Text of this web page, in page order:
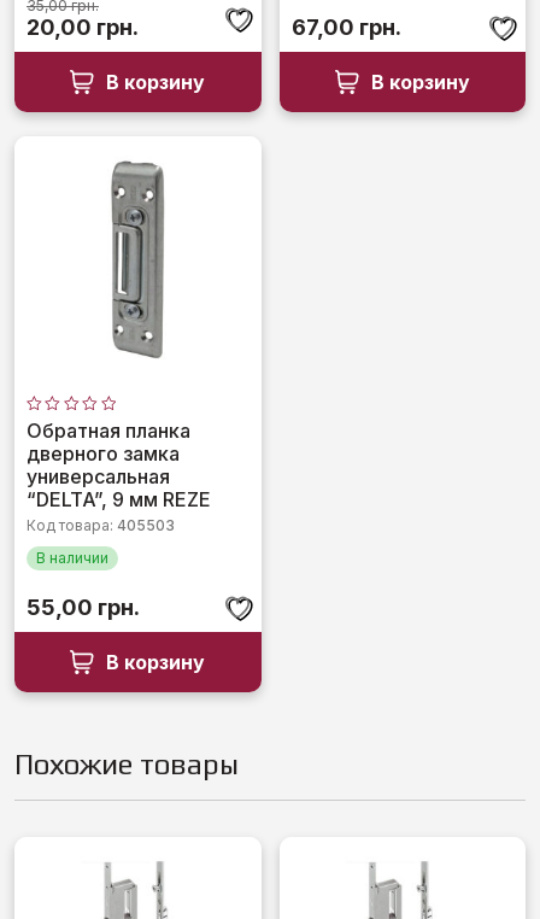
35,00грн.
Первоначальная
цена
составляла
35,00 грн..
20,00 грн. Текущая
цена:
20,00 грн..
В корзину
67,00 грн.
В корзину
Оценка
0
из
5
Обратная планка
дверного замка
универсальная
“DELTA”, 9 мм REZE
Код товара: 405503
В наличии
55,00 грн.
В корзину
Похожие товары